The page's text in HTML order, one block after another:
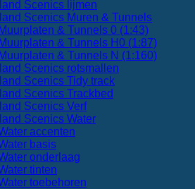
Scenics lijmen
Scenics Muren & Tunnels
Muurplaten & Tunnels 0 (1:43)
Muurplaten & Tunnels H0 (1:87)
Muurplaten & Tunnels N (1:160)
Scenics rotsmallen
Scenics Tidy track
Scenics Trackbed
Scenics Verf
Scenics Water
accenten
basis
onderlaag
tinten
toebehoren